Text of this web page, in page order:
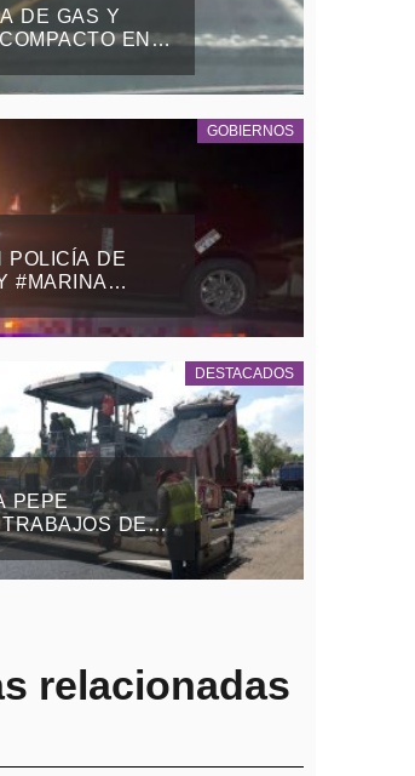
DE GAS Y
EN
DE LA ZONA
PANOTLA
GOBIERNOS
POLICÍA DE
#MARINA
REPORTE
A UN
DESTACADOS
PEPE
DEL
DE
EN
relacionadas